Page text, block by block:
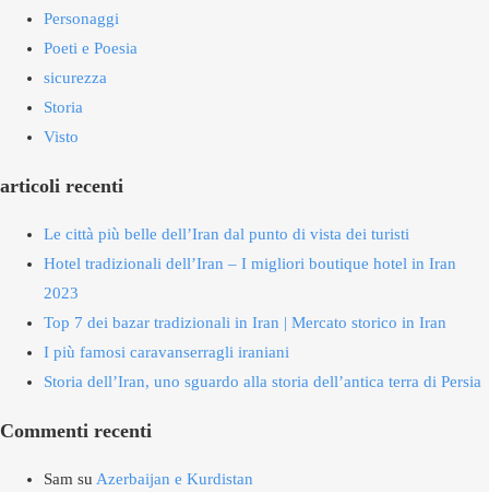
Personaggi
Poeti e Poesia
sicurezza
Storia
Visto
articoli recenti
Le città più belle dell’Iran dal punto di vista dei turisti
Hotel tradizionali dell’Iran – I migliori boutique hotel in Iran
2023
Top 7 dei bazar tradizionali in Iran | Mercato storico in Iran
I più famosi caravanserragli iraniani
Storia dell’Iran, uno sguardo alla storia dell’antica terra di Persia
Commenti recenti
Sam su Azerbaijan e Kurdistan